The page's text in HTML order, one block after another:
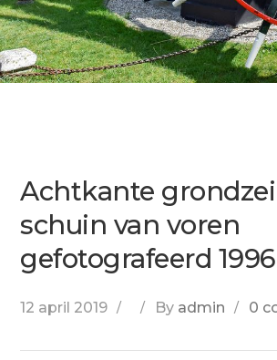
Achtkante
schuin van voren
gefotografeerd 1996
12 april 2019 By admin 0